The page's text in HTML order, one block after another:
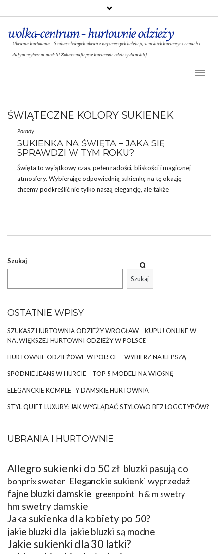
wolka-centrum - hurtownie odzieży
Ubrania hurtownia – Szukasz ładnych ubrań z najnowszych kolekcji, w niskich hurtowych cenach i
dużym wyborem modeli? Zobacz najlepsze hurtownie odzieży damskiej.
ŚWIĄTECZNE KOLORY SUKIENEK
Porady
SUKIENKA NA ŚWIĘTA – JAKA SIĘ
SPRAWDZI W TYM ROKU?
Święta to wyjątkowy czas, pełen radości, bliskości i magicznej
atmosfery. Wybierając odpowiednią sukienkę na tę okazję,
chcemy podkreślić nie tylko naszą elegancję, ale także
różnorodność stylów, fasonów i kolorów sukienek, które
Szukaj
Szukaj
OSTATNIE WPISY
SZUKASZ HURTOWNIA ODZIEŻY WROCŁAW – KUPUJ ONLINE W
NAJWIĘKSZEJ HURTOWNI ODZIEŻY W POLSCE
HURTOWNIE ODZIEŻOWE W POLSCE – WYBIERZ NAJLEPSZĄ
SPODNIE JEANS W HURCIE – TOP 5 MODELI NA WIOSNĘ
ELEGANCKIE KOMPLETY DAMSKIE HURTOWNIA
STYL QUIET LUXURY: JAK WYGLĄDAĆ STYLOWO BEZ LOGOTYPÓW?
UBRANIA I HURTOWNIE
Allegro sukienki do 50 zł bluzki pasują do
bonprix sweter Eleganckie sukienki wyprzedaż
fajne bluzki damskie greenpoint h & m swetry
hm swetry damskie
Jaka sukienka dla kobiety po 50?
jakie bluzki dla jakie bluzki są modne
Jakie sukienki dla 30 latki?